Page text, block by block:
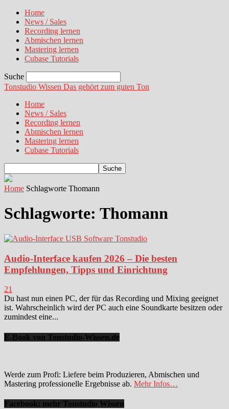
Home
News / Sales
Recording lernen
Abmischen lernen
Mastering lernen
Cubase Tutorials
Suche
Tonstudio Wissen Das gehört zum guten Ton
Home
News / Sales
Recording lernen
Abmischen lernen
Mastering lernen
Cubase Tutorials
Home Schlagworte Thomann
Schlagworte: Thomann
Audio-Interface kaufen 2026 – Die besten
Empfehlungen, Tipps und Einrichtung
21
Du hast nun einen PC, der für das Recording und Mixing geeignet
ist. Wahrscheinlich wird der PC auch eine Soundkarte besitzen oder
zumindest eine...
E-Book von Tonstudio-Wissen.de
Werde zum Profi: Liefere beim Produzieren, Abmischen und
Mastering professionelle Ergebnisse ab. Mehr Infos…
Facebook: mehr Tonstudio Wissen